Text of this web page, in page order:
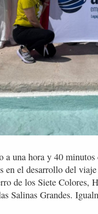
a una hora y 40
en el desarrollo del
de los Siete Colores,
Salinas Grandes.